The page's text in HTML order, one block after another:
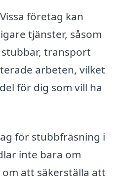
Vissa företag kan
tjänster, såsom
transport
arbeten, vilket
för dig som vill ha
för stubbfräsning i
inte bara om
att säkerställa att